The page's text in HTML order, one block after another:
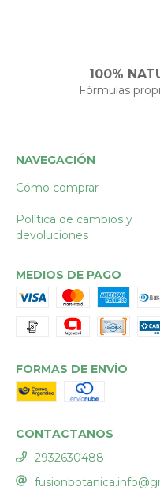
100%
Fórmulas
NAVEGACIÓN
Cómo comprar
Política de cambios y
devoluciones
MEDIOS DE PAGO
FORMAS DE ENVÍO
CONTACTANOS
2932630488